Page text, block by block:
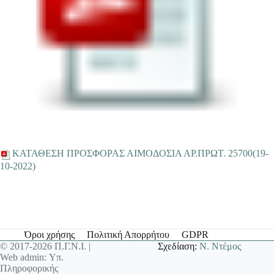
ΚΑΤΑΘΕΣΗ ΠΡΟΣΦΟΡΑΣ ΑΙΜΟΔΟΣΙΑ ΑΡ.ΠΡΩΤ. 25700(19-
10-2022)
Όροι χρήσης Πολιτική Απορρήτου
GDPR
© 2017-2026 Π.Γ.Ν.Ι. |
Web admin: Υπ.
Πληροφορικής
Σχεδίαση:Ν. Ντέμος